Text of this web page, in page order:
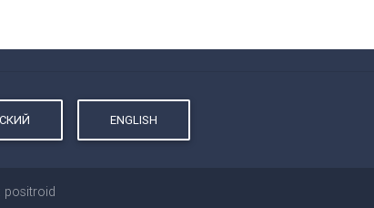
ENGLISH
positroid